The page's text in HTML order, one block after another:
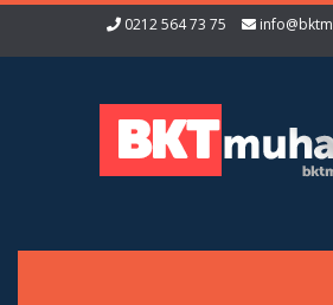
0212 564 73 75